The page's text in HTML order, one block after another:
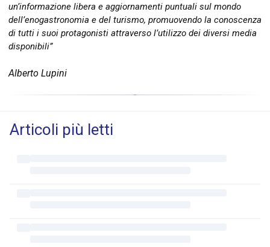
un’informazione libera e aggiornamenti puntuali sul mondo
dell’enogastronomia e del turismo, promuovendo la conoscenza
di tutti i suoi protagonisti attraverso l’utilizzo dei diversi media
disponibili”
Alberto Lupini
Articoli più letti